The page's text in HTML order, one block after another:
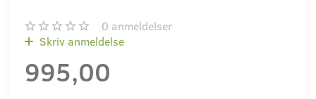
0 anmeldelser
Skriv anmeldelse
995,00